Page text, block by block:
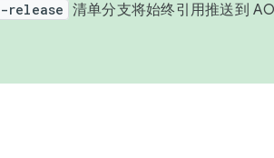
清单分支将始终引用推送到